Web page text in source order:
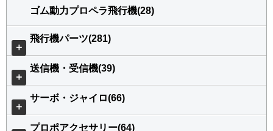
ゴム動力プロペラ飛行機(28)
＋
飛行機パーツ(281)
＋
送信機・受信機(39)
＋
サーボ・ジャイロ(66)
プロポアクセサリー(64)